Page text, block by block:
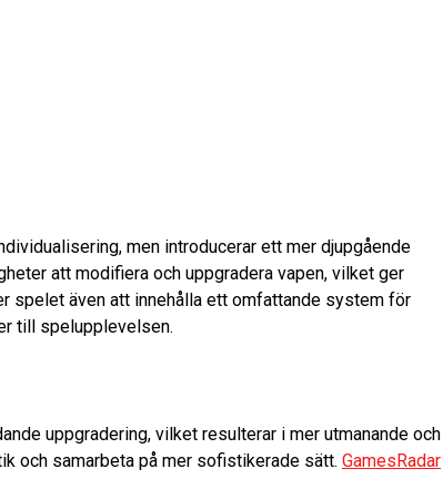
men introducerar ett mer djupgående
att modifiera och uppgradera vapen, vilket ger
spelet även att innehålla ett omfattande system för
till spelupplevelsen.
uppgradering, vilket resulterar i mer utmanande och
och samarbeta på mer sofistikerade sätt. GamesRadar